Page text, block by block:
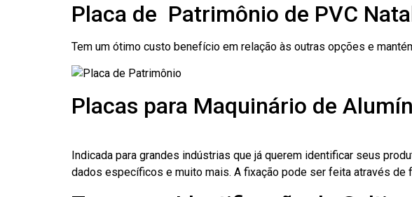
Placa de Patrimônio de PVC
Tem um ótimo custo benefício em relação às outras opções e
Placas para Maquinário de
Indicada para grandes indústrias que já querem identificar seus
dados específicos e muito mais. A fixação pode ser feita através de